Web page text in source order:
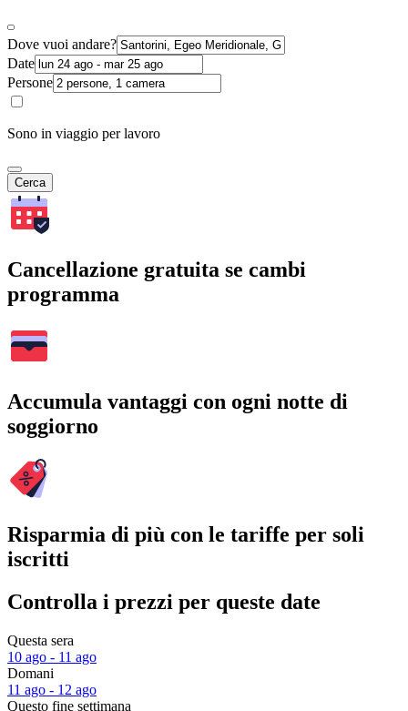
Dove vuoi andare?
Date
Persone
Sono in viaggio per lavoro
Cerca
Cancellazione gratuita se cambi
programma
Accumula vantaggi con ogni notte di
soggiorno
Risparmia di più con le tariffe per soli
iscritti
Controlla i prezzi per queste date
Questa sera
10 ago - 11 ago
Domani
11 ago - 12 ago
Questo fine settimana